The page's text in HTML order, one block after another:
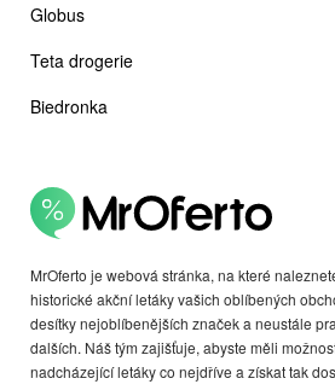
MrOferto je webová stránka, na které
historické akční letáky vašich oblíbených
desítky nejoblíbenějších značek a neustále
dalších. Náš tým zajišťuje, abyste měli
nadcházející letáky co nejdříve a získat tak
Globus
Teta drogerie
Biedronka